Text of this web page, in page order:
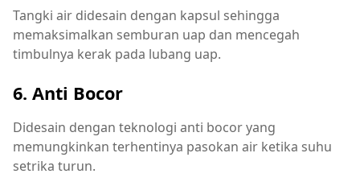
Tangki air didesain dengan kapsul sehingga
memaksimalkan semburan uap dan mencegah
timbulnya kerak pada lubang uap.
6. Anti Bocor
Didesain dengan teknologi anti bocor yang
memungkinkan terhentinya pasokan air ketika suhu
setrika turun.